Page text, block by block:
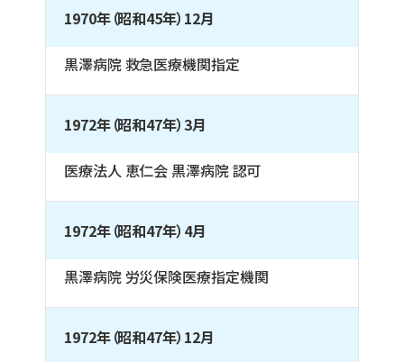
1970年（昭和45年）12月
黒澤病院 救急医療機関指定
1972年（昭和47年）3月
医療法人 恵仁会 黒澤病院 認可
1972年（昭和47年）4月
黒澤病院 労災保険医療指定機関
1972年（昭和47年）12月